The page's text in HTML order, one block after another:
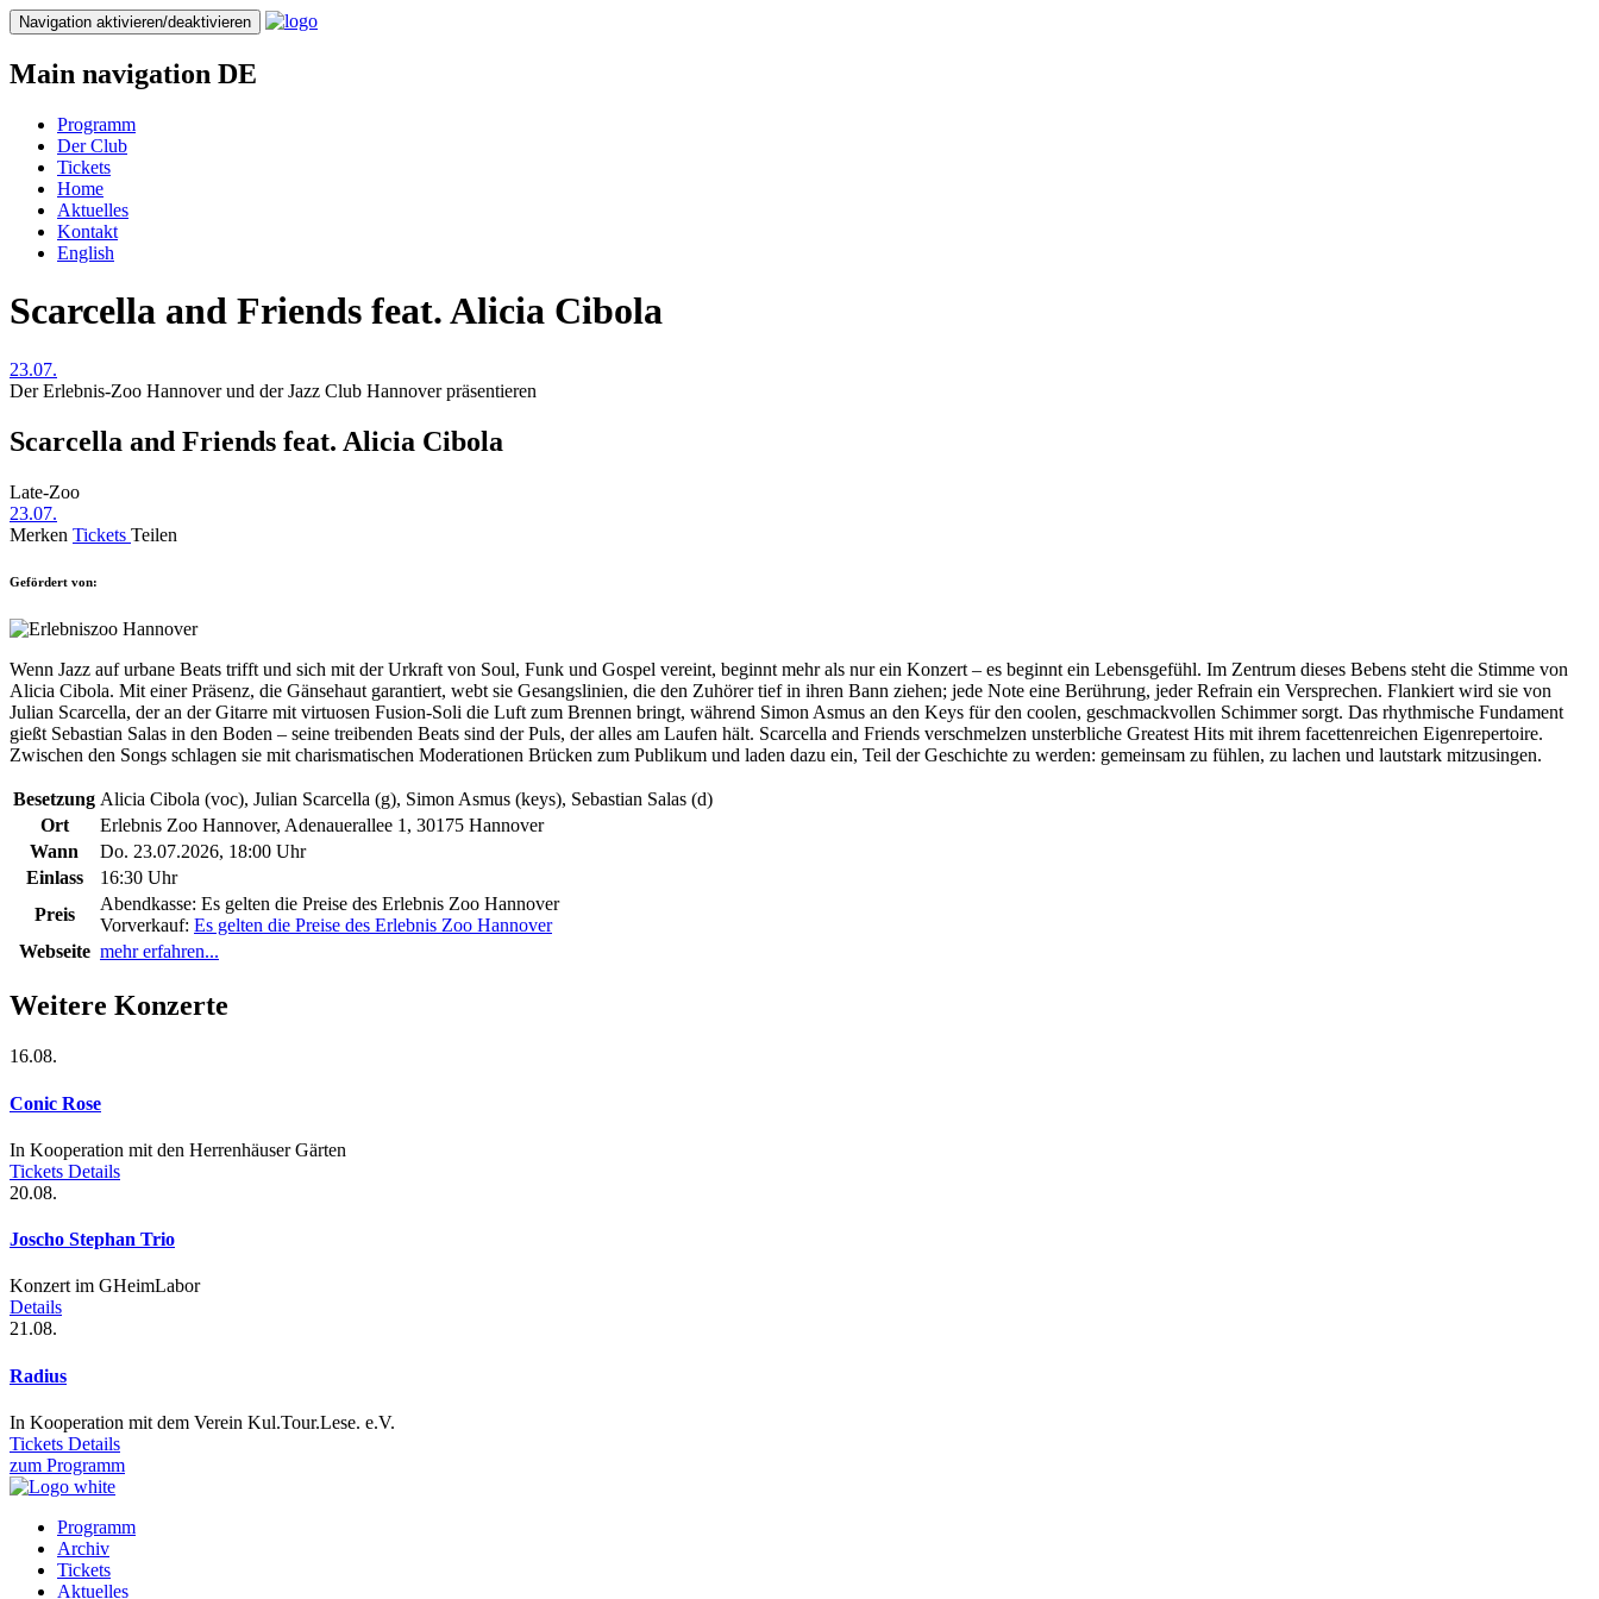
Direkt
zum
Inhalt
Navigation aktivieren/deaktivieren
Main navigation DE
Programm
Der Club
Tickets
Home
Aktuelles
Kontakt
English
Scarcella and Friends feat. Alicia Cibola
23.07.
Der Erlebnis-Zoo Hannover und der Jazz Club Hannover präsentieren
Scarcella and Friends feat. Alicia Cibola
Late-Zoo
23.07.
Merken Tickets Teilen
Gefördert von:
Wenn Jazz auf urbane Beats trifft und sich mit der Urkraft von Soul, Funk und Gospel vereint, beginnt mehr als nur ein Konzert – es beginnt ein Lebensgefühl. Im Zentrum dieses Bebens steht die Stimme von
Alicia Cibola. Mit einer Präsenz, die Gänsehaut garantiert, webt sie Gesangslinien, die den Zuhörer tief in ihren Bann ziehen; jede Note eine Berührung, jeder Refrain ein Versprechen. Flankiert wird sie von
Julian Scarcella, der an der Gitarre mit virtuosen Fusion-Soli die Luft zum Brennen bringt, während Simon Asmus an den Keys für den coolen, geschmackvollen Schimmer sorgt. Das rhythmische Fundament
gießt Sebastian Salas in den Boden – seine treibenden Beats sind der Puls, der alles am Laufen hält. Scarcella and Friends verschmelzen unsterbliche Greatest Hits mit ihrem facettenreichen Eigenrepertoire.
Zwischen den Songs schlagen sie mit charismatischen Moderationen Brücken zum Publikum und laden dazu ein, Teil der Geschichte zu werden: gemeinsam zu fühlen, zu lachen und lautstark mitzusingen.
Besetzung Alicia Cibola (voc), Julian Scarcella (g), Simon Asmus (keys), Sebastian Salas (d)
Ort
Erlebnis Zoo Hannover, Adenauerallee 1, 30175 Hannover
Wann
Do. 23.07.2026, 18:00 Uhr
Einlass
16:30 Uhr
Preis
Abendkasse: Es gelten die Preise des Erlebnis Zoo Hannover
Vorverkauf: Es gelten die Preise des Erlebnis Zoo Hannover
Webseite mehr erfahren...
Weitere Konzerte
16.08.
Conic Rose
In Kooperation mit den Herrenhäuser Gärten
Tickets Details
20.08.
Joscho Stephan Trio
Konzert im GHeimLabor
Details
21.08.
Radius
In Kooperation mit dem Verein Kul.Tour.Lese. e.V.
Tickets Details
zum Programm
Prefooter
Programm
Archiv
Tickets
Aktuelles